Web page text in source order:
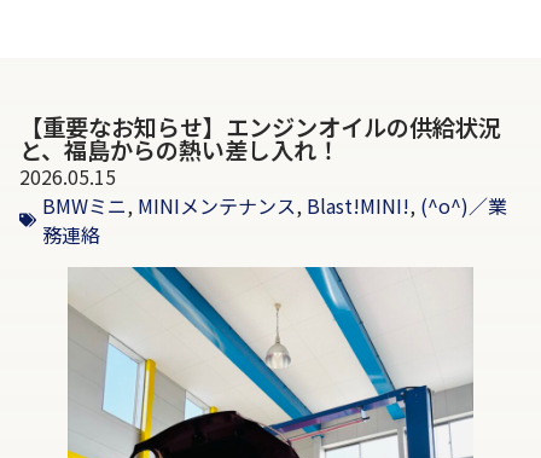
【重要なお知らせ】エンジンオイルの供給状況
と、福島からの熱い差し入れ！
2026.05.15
BMWミニ, MINIメンテナンス, Blast!MINI!, (^o^)／業
務連絡